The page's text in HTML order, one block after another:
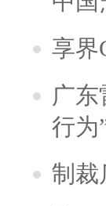
享界
广
行为
制裁